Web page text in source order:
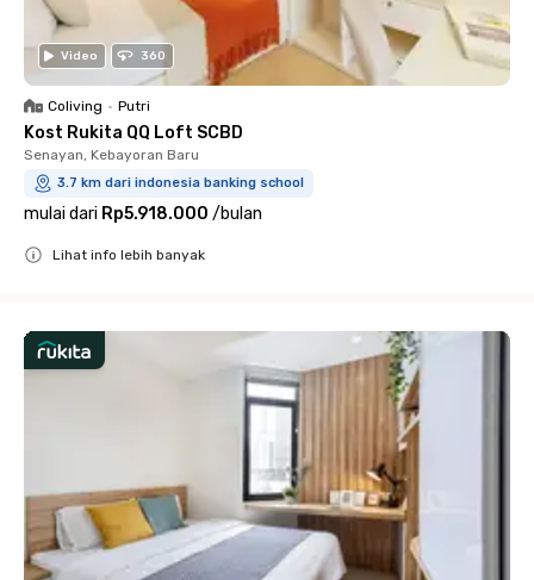
Video 360
Coliving • Putri
Kost Rukita QQ Loft SCBD
Senayan, Kebayoran Baru
3.7 km dari indonesia banking school
mulai dari Rp5.918.000 /bulan
Lihat info lebih banyak